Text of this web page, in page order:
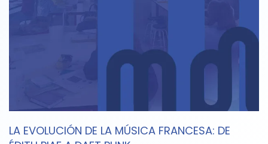
LA EVOLUCIÓN DE LA MÚSICA FRANCESA: DE